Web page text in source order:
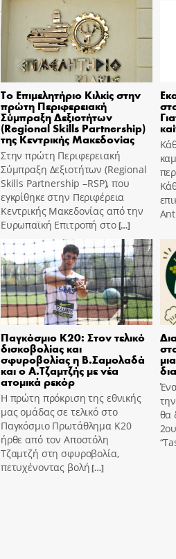
Το Επιμελητήριο Κιλκίς στην
πρώτη Περιφερειακή
Σύμπραξη Δεξιοτήτων
(Regional Skills Partnership)
της Κεντρικής Μακεδονίας
Στην πρώτη Περιφερειακή
Σύμπραξη Δεξιοτήτων (Regional
Skills Partnership –RSP), που
εγκρίθηκε στην Περιφέρεια
Κεντρικής Μακεδονίας από την
Ευρωπαϊκή Επιτροπή στο[…]
Παγκόσμιο Κ20: Στον τελικό
δισκοβολίας και
σφυροβολίας η Β.Σαμολαδά
και ο Α.Τζαμτζής με νέα
ατομικά ρεκόρ
Η πρώτη πρόκριση της εθνικής
μας ομάδας σε τελικό στο
Παγκόσμιο Πρωτάθλημα Κ20
ήρθε από τον Αποστόλη
Τζαμτζή στη σφυροβολία,
πετυχένοντας βολή[…]
θα